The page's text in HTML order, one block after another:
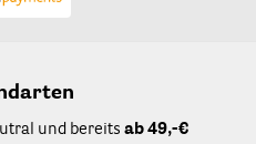
und bereits ab 49,-€